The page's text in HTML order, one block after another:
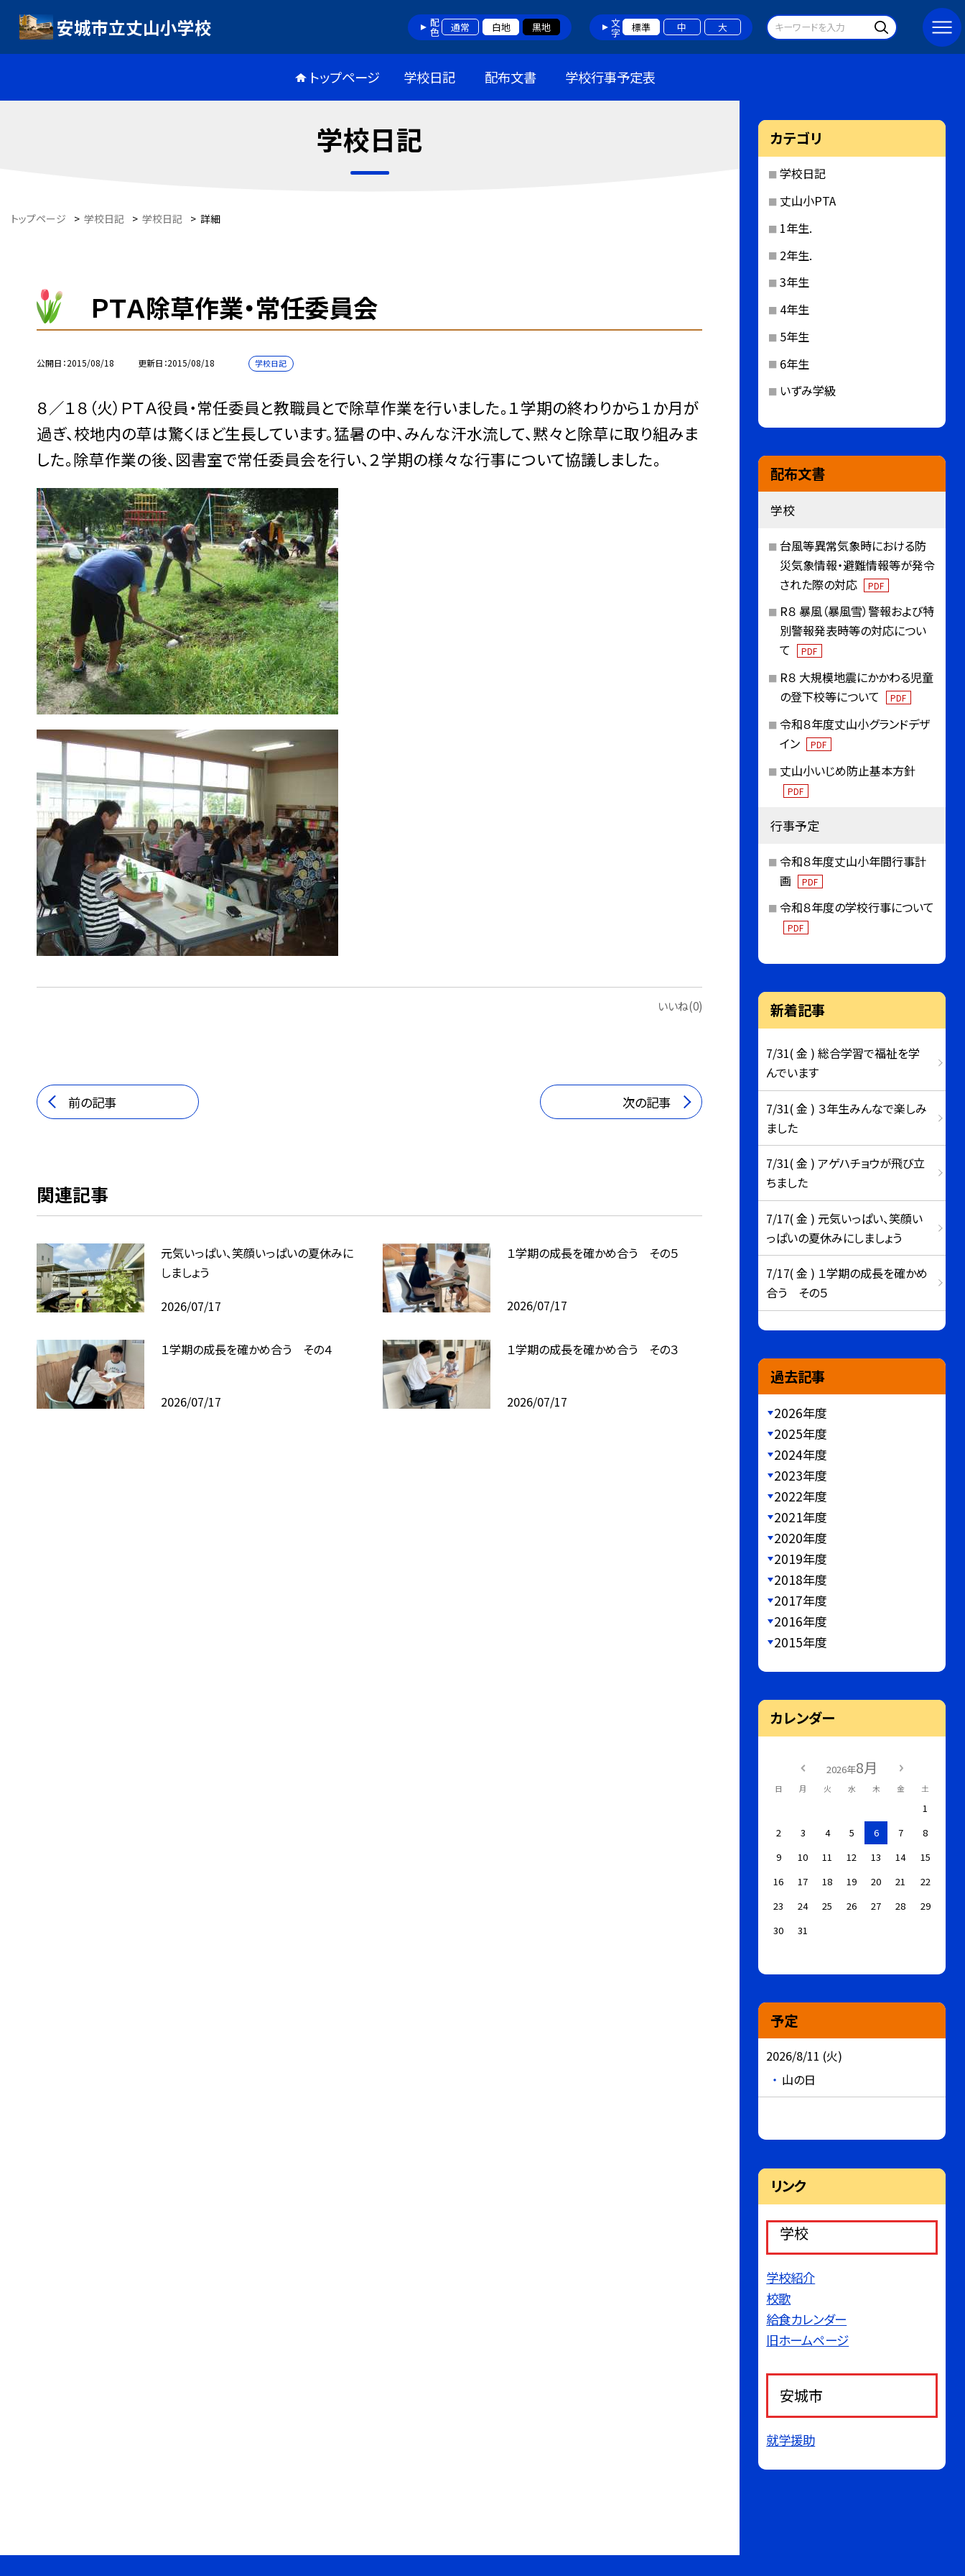
安城市立丈山小学校 配色 通常 白地 黒地 文字 標準 中 大
トップページ 学校日記 配布文書 学校行事予定表
学校日記
トップページ > 学校日記 > 学校日記 > 詳細
ＰＴＡ除草作業・常任委員会
公開日 2015/08/18 更新日 2015/08/18 学校日記
８／１８（火）ＰＴＡ役員・常任委員と教職員とで除草作業を行いました。１学期の終わりから１か月が
過ぎ、校地内の草は驚くほど生長しています。猛暑の中、みんな汗水流して、黙々と除草に取り組みま
した。除草作業の後、図書室で常任委員会を行い、２学期の様々な行事について協議しました。
いいね(0)
前の記事 次の記事
関連記事
元気いっぱい、笑顔いっぱいの夏休みに
しましょう
2026/07/17
１学期の成長を確かめ合う その５
2026/07/17
１学期の成長を確かめ合う その４
2026/07/17
１学期の成長を確かめ合う その３
2026/07/17
カテゴリ
学校日記
丈山小PTA
1年生.
2年生.
3年生
4年生
5年生
6年生
いずみ学級
配布文書
学校
台風等異常気象時における防
災気象情報・避難情報等が発令
された際の対応
PDF
R８ 暴風（暴風雪）警報および特
別警報発表時等の対応につい
て
PDF
R８ 大規模地震にかかわる児童
の登下校等について
PDF
令和８年度丈山小グランドデザ
イン
PDF
丈山小いじめ防止基本方針
PDF
行事予定
令和８年度丈山小年間行事計
画
PDF
令和８年度の学校行事について
PDF
新着記事
7/31( 金 ) 総合学習で福祉を学
んでいます
7/31( 金 ) ３年生みんなで楽しみ
ました
7/31( 金 ) アゲハチョウが飛び立
ちました
7/17( 金 ) 元気いっぱい、笑顔い
っぱいの夏休みにしましょう
7/17( 金 ) １学期の成長を確かめ
合う その５
過去記事
2026年度
2025年度
2024年度
2023年度
2022年度
2021年度
2020年度
2019年度
2018年度
2017年度
2016年度
2015年度
カレンダー
2026年8月
日 月 火 水 木 金 土
1
2
3 4 5 6 7
8
9
10 11 12 13 14
15
16
17 18 19 20 21
22
23
24 25 26 27 28
29
30
31
予定
2026/8/11 (火)
山の日
リンク
学校
学校紹介
校歌
給食カレンダー
旧ホームページ
安城市
就学援助